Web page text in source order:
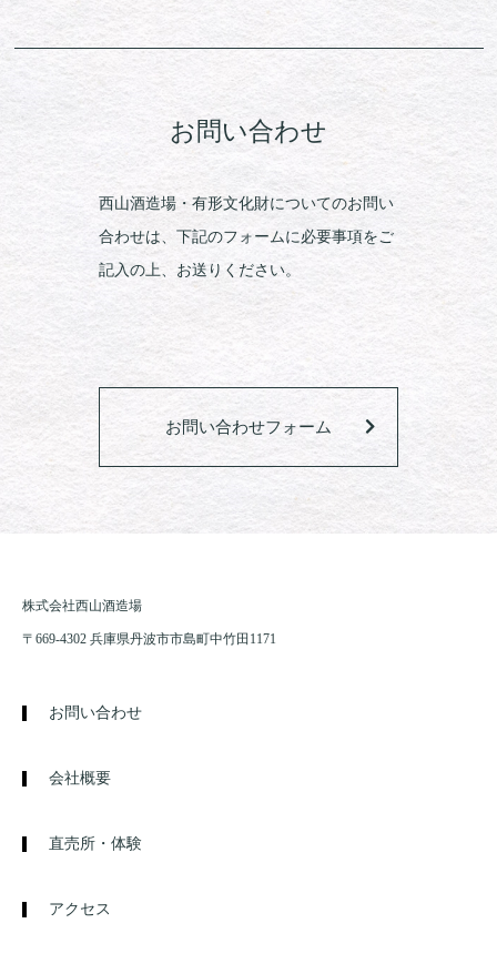
お問い合わせ
西山酒造場・有形文化財についてのお問い
合わせは、下記のフォームに必要事項をご
記入の上、お送りください。
お問い合わせフォーム
株式会社西山酒造場
〒669-4302 兵庫県丹波市市島町中竹田1171
お問い合わせ
会社概要
直売所・体験
アクセス